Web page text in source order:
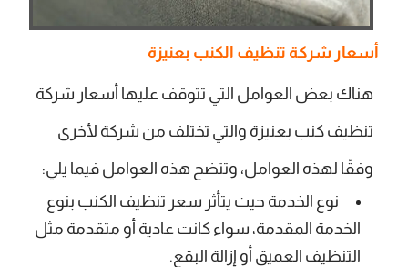
أسعار شركة تنظيف الكنب بعنيزة
هناك بعض العوامل التي تتوقف عليها أسعار شركة
تنظيف كنب بعنيزة والتي تختلف من شركة لأخرى
وفقًا لهذه العوامل، وتتضح هذه العوامل فيما يلي:
نوع الخدمة حيث يتأثر سعر تنظيف الكنب بنوع
الخدمة المقدمة، سواء كانت عادية أو متقدمة مثل
التنظيف العميق أو إزالة البقع.